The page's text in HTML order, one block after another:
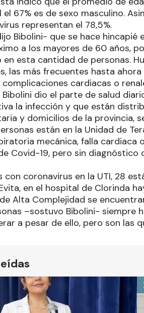
67% es de sexo masculino.
representan el 78,5%.
Bibolini- que se hace
a los mayores de 60 años,
esta cantidad de personas.
las más frecuentes hasta
cardiacas o
dio el parte de salud
la infección y que están
y domicilios de la provincia,
están en la Unidad de
mecánica, falla cardiaca
Covid-19, pero sin
con coronavirus en la UTI, 28
en el hospital de Clorinda
Alta Complejidad se
–sostuvo Bibolini- siempre
a pesar de ello, pero son las